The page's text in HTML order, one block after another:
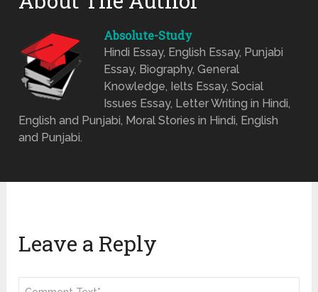
Absolute-Study
Hindi Essay, English Essay, Punjabi
Essay, Biography, General
Knowledge, Ielts Essay, Social
Issues Essay, Letter Writing in Hindi,
English and Punjabi, Moral Stories in Hindi, English
and Punjabi.
Leave a Reply